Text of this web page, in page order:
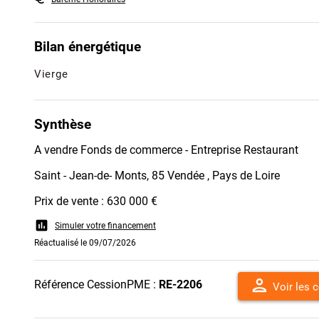
Bilan énergétique
Vierge
Synthèse
A vendre Fonds de commerce - Entreprise Restaurant
Saint - Jean-de- Monts, 85 Vendée , Pays de Loire
Prix de vente : 630 000 €
assessment
Simuler votre financement
Réactualisé le 09/07/2026
Référence CessionPME : RE-2206 person Voir les